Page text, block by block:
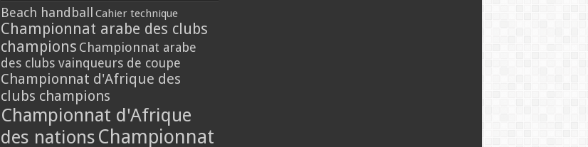
Beach handball Cahier technique
Championnat arabe des clubs
champions Championnat arabe
des clubs vainqueurs de coupe
Championnat d'Afrique des
clubs champions
Championnat d'Afrique
des nations Championnat